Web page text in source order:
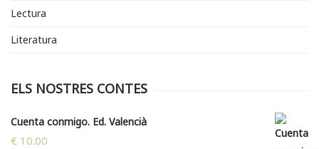
Lectura
Literatura
ELS NOSTRES CONTES
Cuenta conmigo. Ed. Valencià
€ 10.00